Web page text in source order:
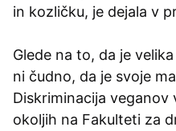
in kozličku, je dejala v
Glede na to, da je
ni čudno, da je svoje
Diskriminacija veganov
okoljih na Fakulteti za